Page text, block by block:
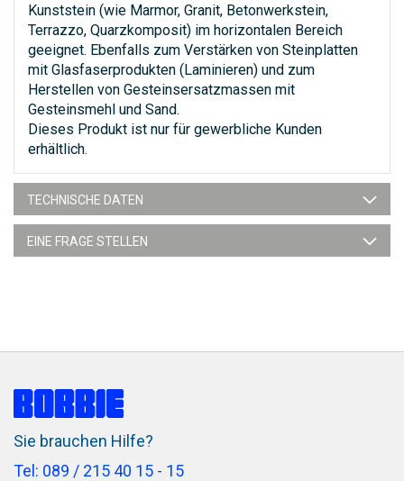
Kunststein (wie Marmor, Granit, Betonwerkstein,
Terrazzo, Quarzkomposit) im horizontalen Bereich
geeignet. Ebenfalls zum Verstärken von Steinplatten
mit Glasfaserprodukten (Laminieren) und zum
Herstellen von Gesteinsersatzmassen mit
Gesteinsmehl und Sand.
Dieses Produkt ist nur für gewerbliche Kunden
erhältlich.
TECHNISCHE DATEN
EINE FRAGE STELLEN
Sie brauchen Hilfe?
Tel: 089 / 215 40 15 - 15